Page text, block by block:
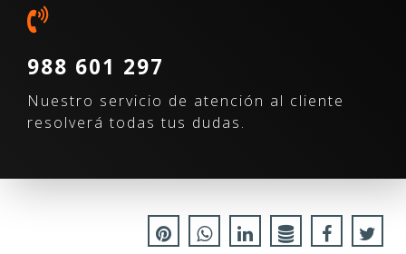
988 601 297
Nuestro servicio de atención al cliente
resolverá todas tus dudas.